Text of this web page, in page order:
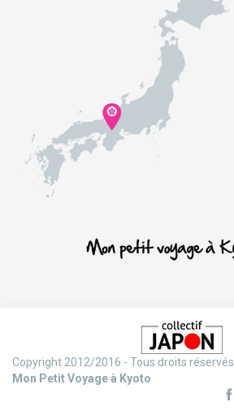
Copyright 2012/2016 - Tous droits réservés
Mon Petit Voyage à Kyoto